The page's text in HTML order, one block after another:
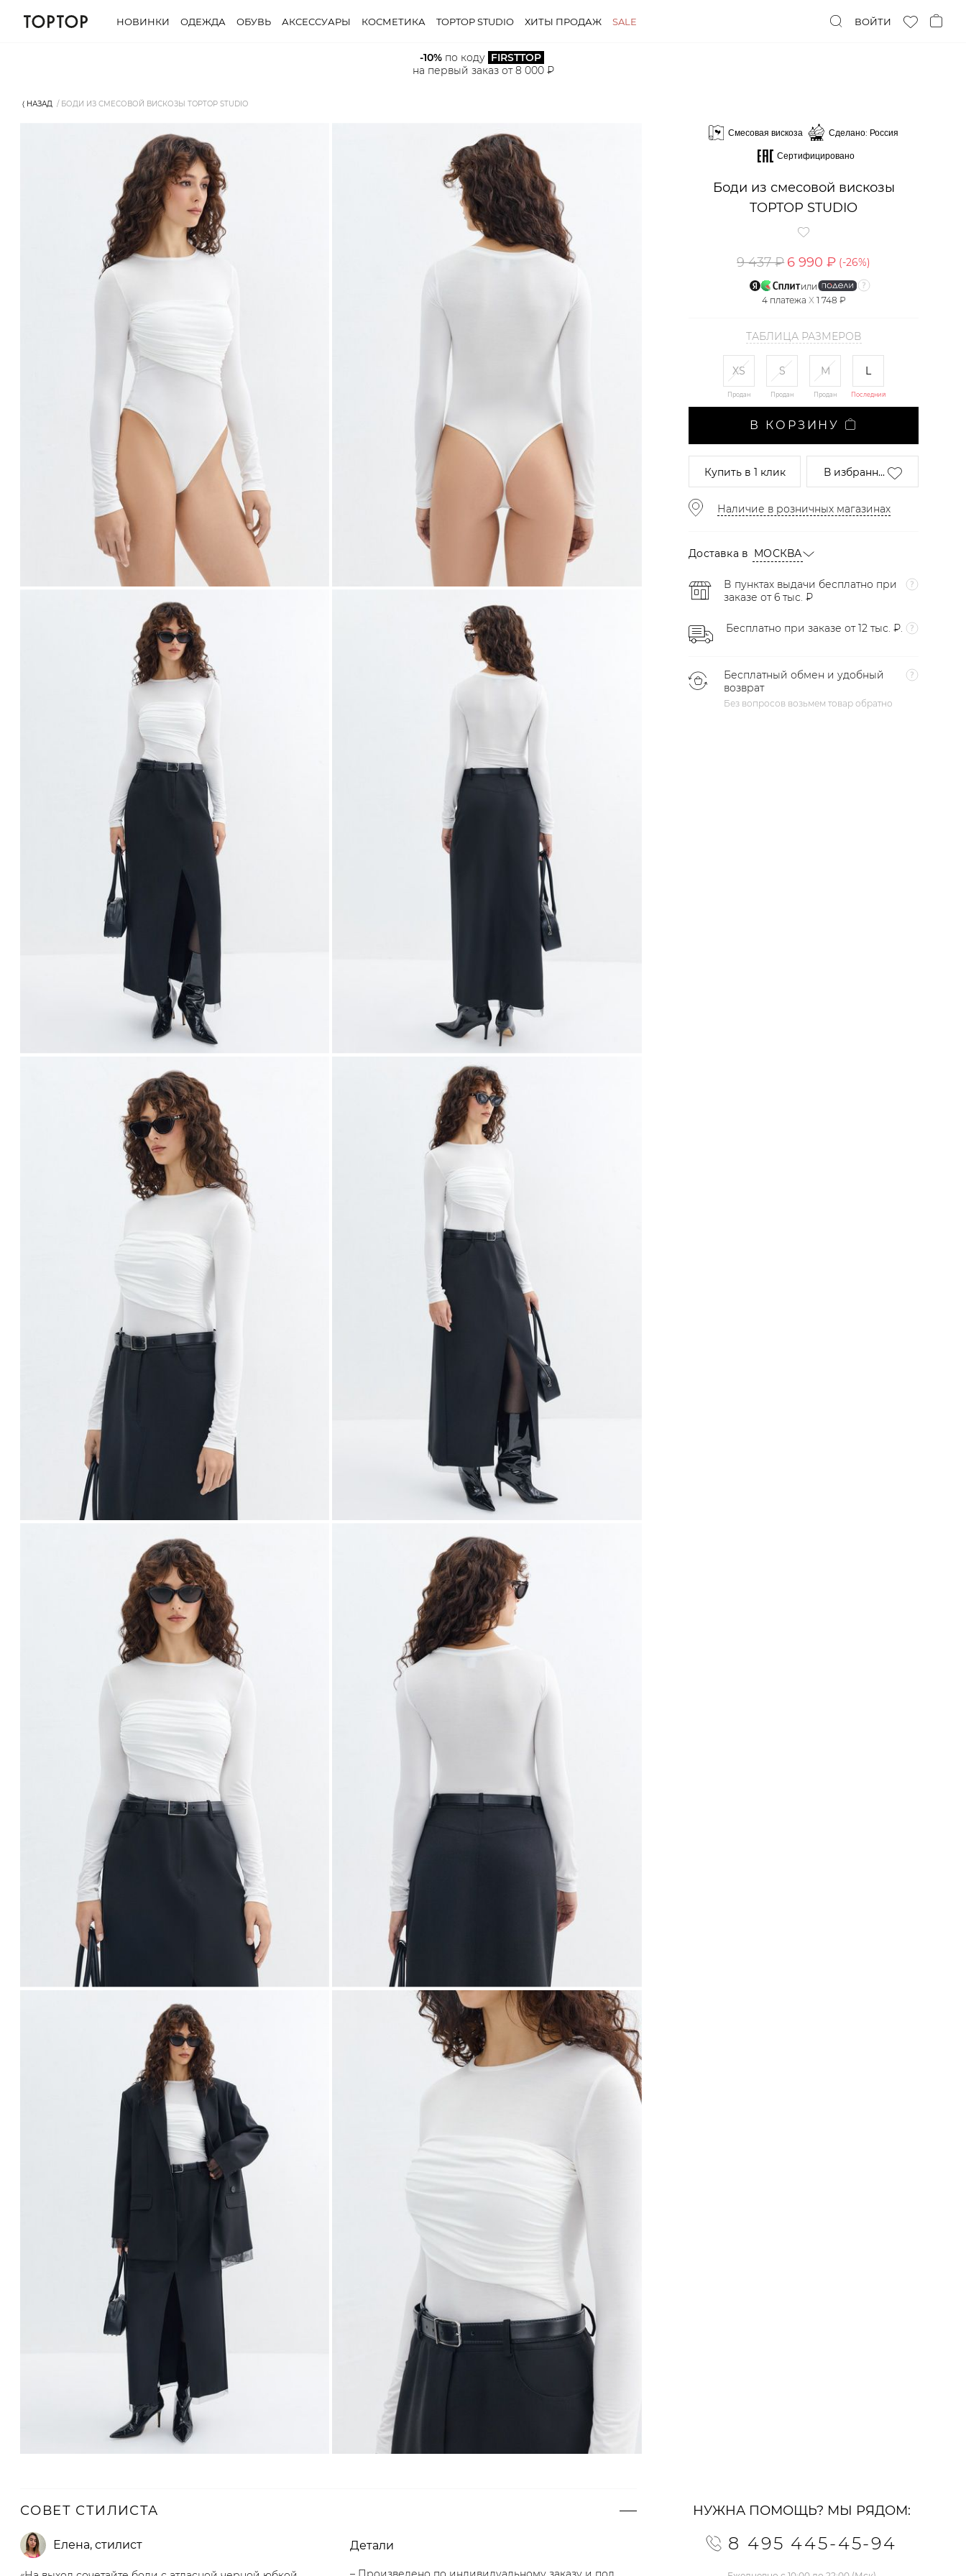
НОВИНКИ ОДЕЖДА ОБУВЬ АКСЕССУАРЫ КОСМЕТИКА TOPTOP STUDIO ХИТЫ ПРОДАЖ SALE ВОЙТИ
-10% по коду FIRSTTOP
на первый заказ от 8 000 ₽
⟨ НАЗАД БОДИ ИЗ СМЕСОВОЙ ВИСКОЗЫ TOPTOP STUDIO
Смесовая вискоза
Сделано: Россия
Сертифицировано
Боди из смесовой вискозы
TOPTOP STUDIO
9 437 ₽ 6 990 ₽ (-26%)
или
4 платежа X 1 748 ₽
ТАБЛИЦА РАЗМЕРОВ
XS
Продан
S
Продан
M
Продан
L
Последний
В КОРЗИНУ
Купитьв 1 клик В избранн...
Наличие в розничных магазинах
Доставка в МОСКВА
В пунктах выдачи бесплатно при
заказе от 6 тыс. ₽
Бесплатно при заказе от 12 тыс. ₽.
Бесплатный обмен и удобный
возврат
Без вопросов возьмем товар обратно
СОВЕТ СТИЛИСТА
Елена, стилист Детали
НУЖНА ПОМОЩЬ? МЫ РЯДОМ:
8 495 445-45-94